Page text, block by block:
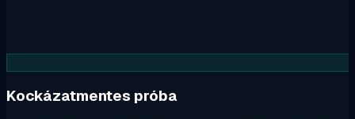
Kockázatmentes próba